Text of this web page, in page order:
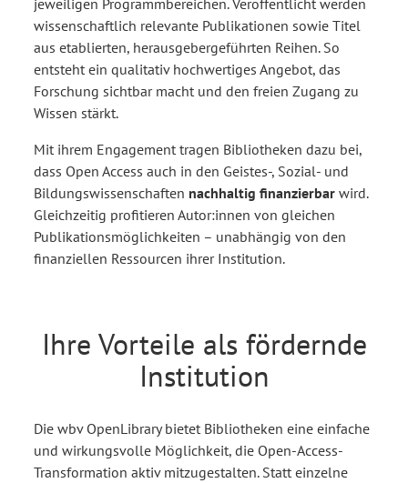
jeweiligen Programmbereichen. Veröffentlicht werden
wissenschaftlich relevante Publikationen sowie Titel
aus etablierten, herausgebergeführten Reihen. So
entsteht ein qualitativ hochwertiges Angebot, das
Forschung sichtbar macht und den freien Zugang zu
Wissen stärkt.
Mit ihrem Engagement tragen Bibliotheken dazu bei,
dass Open Access auch in den Geistes-, Sozial- und
Bildungswissenschaften nachhaltig finanzierbar wird.
Gleichzeitig profitieren Autor:innen von gleichen
Publikationsmöglichkeiten – unabhängig von den
finanziellen Ressourcen ihrer Institution.
Ihre Vorteile als fördernde
Institution
Die wbv OpenLibrary bietet Bibliotheken eine einfache
und wirkungsvolle Möglichkeit, die Open-Access-
Transformation aktiv mitzugestalten. Statt einzelne